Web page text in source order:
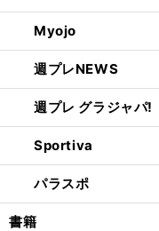
Myojo
週プレNEWS
週プレ グラジャパ!
Sportiva
パラスポ
書籍